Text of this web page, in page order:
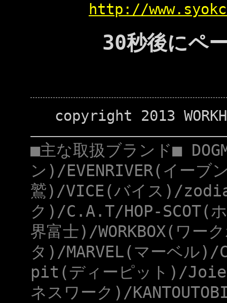
http://
30秒後にペ
copyright 2013
■主な取扱ブランド■
ン)/EVENRIVER(イーブ
鷲)/VICE(バイス)/
ク)/C.A.T/HOP-
界富士)/WORKBOX(ワ
タ)/MARVEL(マーベル
pit(ディーピット)/Joie(
ネスワーク)/